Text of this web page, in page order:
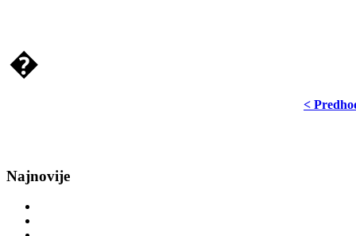
�
<
Najnovije